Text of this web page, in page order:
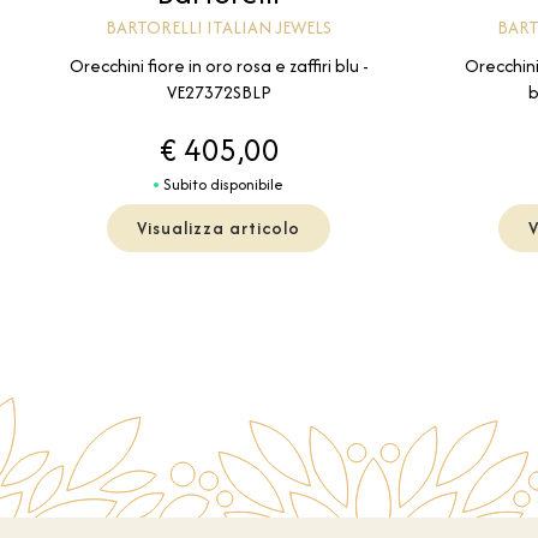
BARTORELLI ITALIAN JEWELS
Orecchini fiore in oro rosa e zaffiri blu -
VE27372SBLP
€ 405,00
Subito disponibile
Visualizza articolo